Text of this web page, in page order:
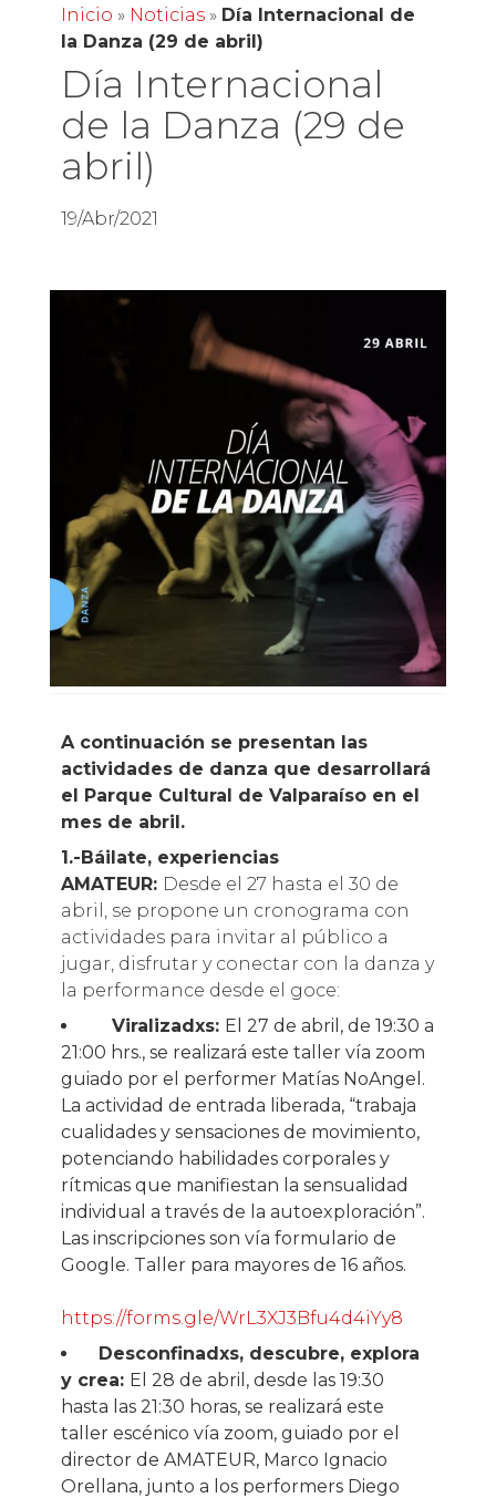
Inicio » Noticias» Día Internacional de
la Danza (29 de abril)
Día Internacional
de la Danza (29 de
abril)
19/Abr/2021
A continuación se presentan las
actividades de danza que desarrollará
el Parque Cultural de Valparaíso en el
mes de abril.
1.-Báilate, experiencias
AMATEUR: Desde el 27 hasta el 30 de
abril, se propone un cronograma con
actividades para invitar al público a
jugar, disfrutar y conectar con la danza y
la performance desde el goce:
Viralizadxs: El 27 de abril, de 19:30 a
21:00 hrs., se realizará este taller vía zoom
guiado por el performer Matías NoAngel.
La actividad de entrada liberada, “trabaja
cualidades y sensaciones de movimiento,
potenciando habilidades corporales y
rítmicas que manifiestan la sensualidad
individual a través de la autoexploración”.
Las inscripciones son vía formulario de
Google. Taller para mayores de 16 años.
https://forms.gle/WrL3XJ3Bfu4d4iYy8
Desconfinadxs, descubre, explora
y crea: El 28 de abril, desde las 19:30
hasta las 21:30 horas, se realizará este
taller escénico vía zoom, guiado por el
director de AMATEUR, Marco Ignacio
Orellana, junto a los performers Diego